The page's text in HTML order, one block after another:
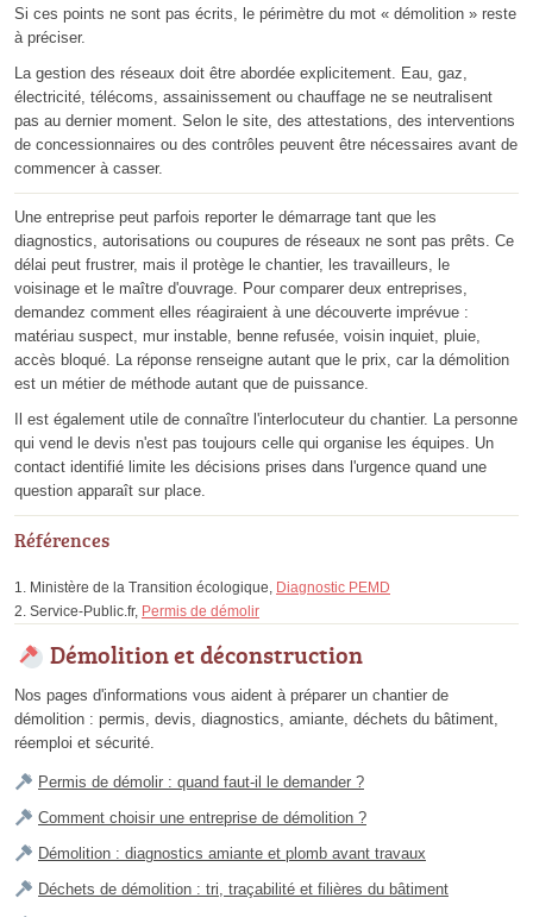
Si ces points ne sont pas écrits, le périmètre du mot « démolition » reste
à préciser.
La gestion des réseaux doit être abordée explicitement. Eau, gaz,
électricité, télécoms, assainissement ou chauffage ne se neutralisent
pas au dernier moment. Selon le site, des attestations, des interventions
de concessionnaires ou des contrôles peuvent être nécessaires avant de
commencer à casser.
Une entreprise peut parfois reporter le démarrage tant que les
diagnostics, autorisations ou coupures de réseaux ne sont pas prêts. Ce
délai peut frustrer, mais il protège le chantier, les travailleurs, le
voisinage et le maître d'ouvrage. Pour comparer deux entreprises,
demandez comment elles réagiraient à une découverte imprévue :
matériau suspect, mur instable, benne refusée, voisin inquiet, pluie,
accès bloqué. La réponse renseigne autant que le prix, car la démolition
est un métier de méthode autant que de puissance.
Il est également utile de connaître l'interlocuteur du chantier. La personne
qui vend le devis n'est pas toujours celle qui organise les équipes. Un
contact identifié limite les décisions prises dans l'urgence quand une
question apparaît sur place.
Références
Ministère de la Transition écologique, Diagnostic PEMD
Service-Public.fr, Permis de démolir
Démolition et déconstruction
Nos pages d'informations vous aident à préparer un chantier de
démolition : permis, devis, diagnostics, amiante, déchets du bâtiment,
réemploi et sécurité.
Permis de démolir : quand faut-il le demander ?
Comment choisir une entreprise de démolition ?
Démolition : diagnostics amiante et plomb avant travaux
Déchets de démolition : tri, traçabilité et filières du bâtiment